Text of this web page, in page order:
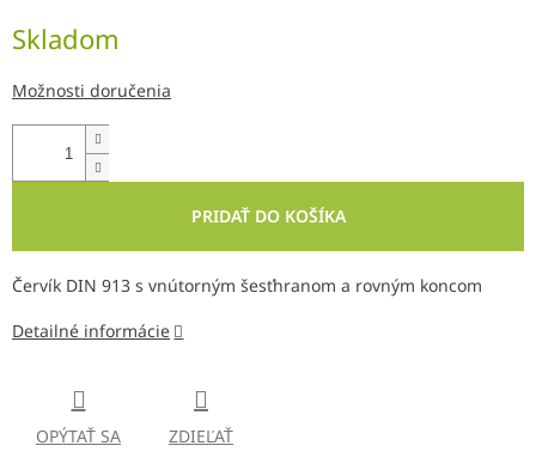
cena:
Skladom
Možnosti doručenia
PRIDAŤ DO KOŠÍKA
Červík DIN 913 s vnútorným šesťhranom a rovným koncom
Detailné informácie
OPÝTAŤ SA ZDIEĽAŤ